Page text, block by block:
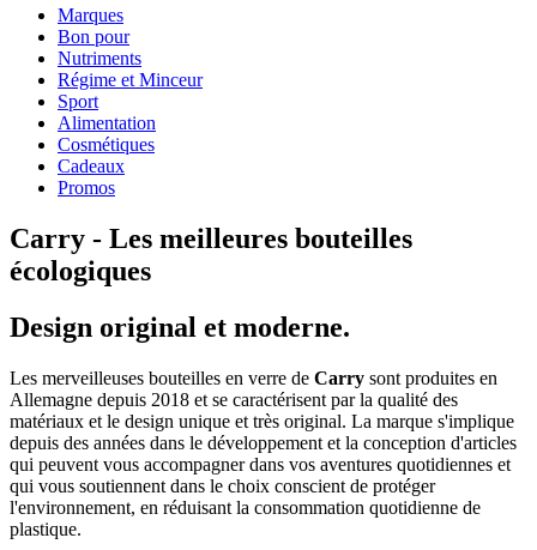
Marques
Bon pour
Nutriments
Régime et Minceur
Sport
Alimentation
Cosmétiques
Cadeaux
Promos
Carry - Les meilleures bouteilles
écologiques
Design original et moderne.
Les merveilleuses bouteilles en verre de Carry sont produites en
Allemagne depuis 2018 et se caractérisent par la qualité des
matériaux et le design unique et très original. La marque s'implique
depuis des années dans le développement et la conception d'articles
qui peuvent vous accompagner dans vos aventures quotidiennes et
qui vous soutiennent dans le choix conscient de protéger
l'environnement, en réduisant la consommation quotidienne de
plastique.